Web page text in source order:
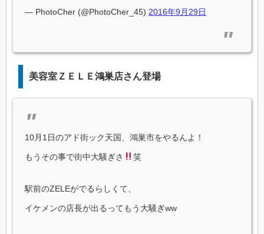
— PhotoCher (@PhotoCher_45) 2016年9月29日
美容室ＺＥＬＥ鴻巣店さん登場
10月1日のアド街ック天国、鴻巣市をやるんよ！
もうその事で街中大騒ぎさ 笑
駅前のZELEがでるらしくて、
イケメンの店長が出るってもう大騒ぎww